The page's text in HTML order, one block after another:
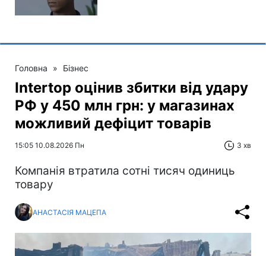
Головна » Бізнес
Intertop оцінив збитки від удару
РФ у 450 млн грн: у магазинах
можливий дефіцит товарів
15:05 10.08.2026 Пн 3 хв
Компанія втратила сотні тисяч одиниць
товару
АНАСТАСІЯ МАЦЕПА